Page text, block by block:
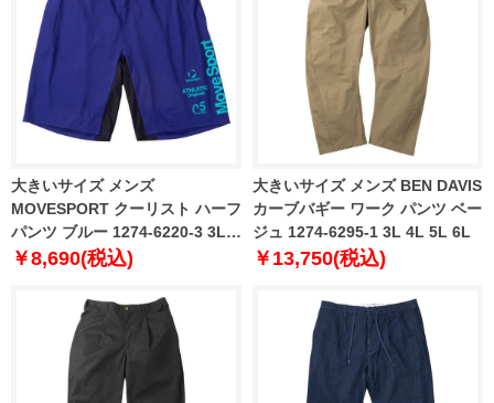
大きいサイズ メンズ
MOVESPORT クーリスト ハーフ
パンツ ブルー 1274-6220-3 3L
4L 5L 6L
￥8,690(税込)
大きいサイズ メンズ BEN DAVIS
カーブバギー ワーク パンツ ベー
ジュ 1274-6295-1 3L 4L 5L 6L
￥13,750(税込)